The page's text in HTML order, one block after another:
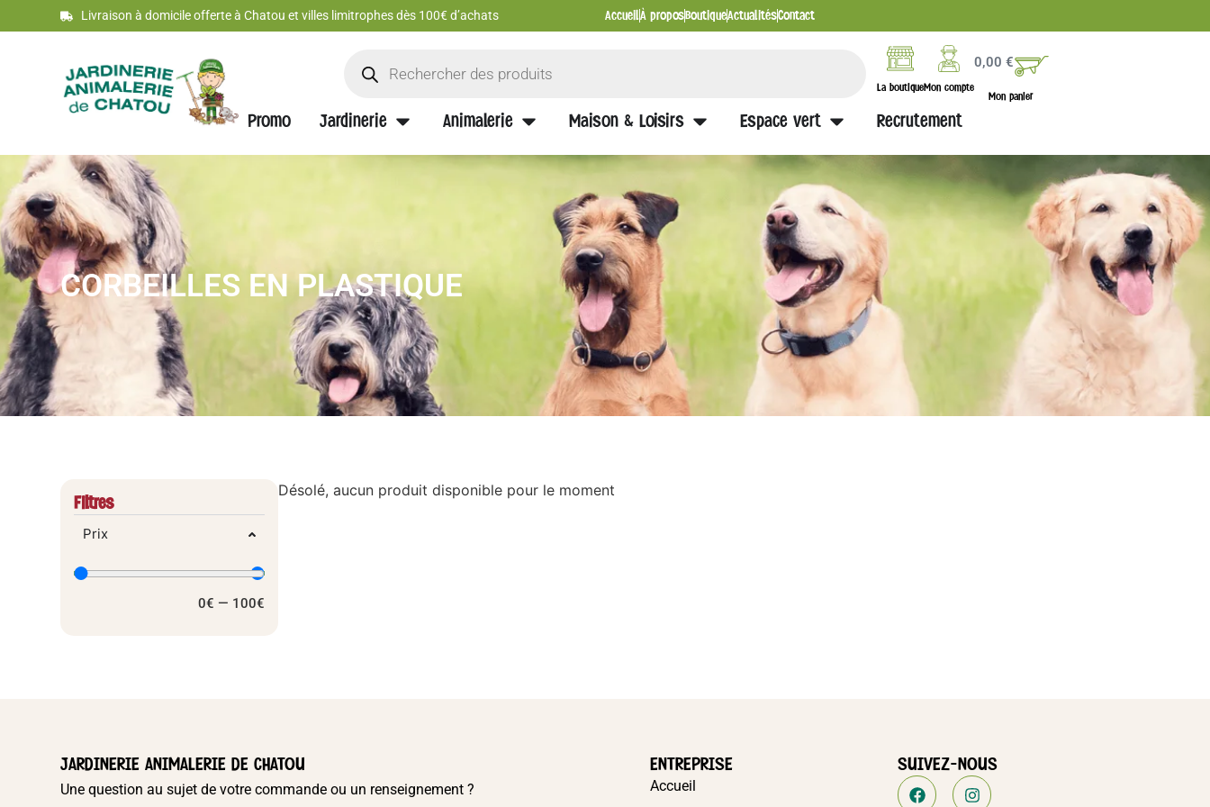
Livraison à domicile offerte à Chatou et villes limitrophes dès 100€ d’achats AccueilÀ proposBoutiqueActualitésContact
La boutiqueMon compte
0,00€
Mon panier
Promo Jardinerie Animalerie Maison & Loisirs Espace vert Recrutement
CORBEILLES EN PLASTIQUE
Filtres
Prix
0€ — 100€
Désolé, aucun produit disponible pour le moment
SUIVEZ-NOUS
ENTREPRISE
Accueil
JARDINERIE ANIMALERIE DE CHATOU
Une question au sujet de votre commande ou un renseignement ?